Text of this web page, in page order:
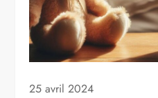
25 avril 2024